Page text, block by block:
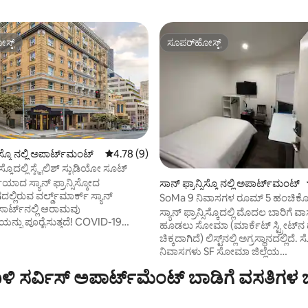
42 ವಿಮರ್ಶೆಗಳು
ನಲ್ಲಿ ಅಪಾರ್ಟ್‌ಮಂಟ್ 5 ರಲ್ಲಿ 4.78 ಸರಾಸರಿ ರೇಟಿಂಗ್, 9 ವಿಮರ್ಶೆಗಳು
4.78 (9)
ಸ್ಟೈಲಿಶ್ ಸ್ಟುಡಿಯೋ ಸೂಟ್
ಸ್ಯಾನ್ ಫ್ರಾನ್ಸಿಸ್ಕೋದ
ವರ್ಲ್ಡ್‌ಮಾರ್ಕ್ ಸ್ಯಾನ್
ಆರಾಮವು
COVID-19
ಆಗಿದೆ. ಚೆಕ್-ಇನ್‌ನಲ್ಲಿ $ 250
ಭದ್ರತಾ ಠೇವಣಿಯನ್ನು
ಸೂಪರ್‌ಹೋಸ್ಟ್
ಸೂಪರ್‌ಹೋಸ್ಟ್
ಸಾನ್ ಫ್ರಾನ್ಸಿಸ್ಕೊ ನಲ್ಲಿ ಅಪಾರ್ಟ್‌ಮಂಟ್
SoMa 9 ನಿವಾಸಗಳ ರೂಮ್ 5
ಸ್ನಾನಗೃಹ
ಸ್ಯಾನ್ ಫ್ರಾನ್ಸಿಸ್ಕೊದಲ್ಲಿ ಮೊದಲ ಬಾರಿಗೆ
ಹೂಡಲು ಸೋಮಾ (ಮಾರ್ಕೆಟ್ ಸ್ಟ್ರೀಟ್‌ನ
ಚಿಕ್ಕದಾಗಿದೆ) ಲಿಸ್ಟ್‌ನಲ್ಲಿ
ನಿವಾಸಗಳು SF ಸೋಮಾ ಜಿಲ್ಲೆಯ
ಊಟದವರೆಗೆ, ಜೊತೆಗೆ ಯೆರ್ಬಾ ಬ್ಯೂನಾ,
ಸರ್ವಿಸ್ ಅಪಾರ್ಟ್‌ಮೆಂಟ್ ಬಾಡಿಗೆ ವಸತಿಗಳ